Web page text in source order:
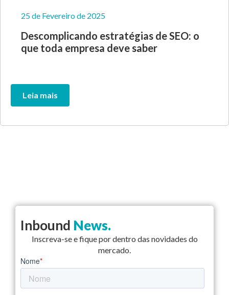
25 de Fevereiro de 2025
Descomplicando estratégias de SEO: o
que toda empresa deve saber
Leia mais
Inbound News.
Inscreva-se e fique por dentro das novidades do
mercado.